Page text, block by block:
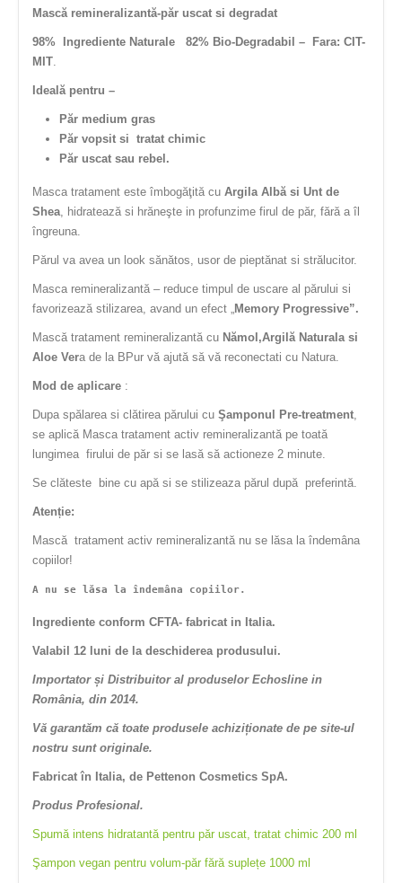
Mască remineralizantă-păr uscat si degradat
98% Ingrediente Naturale 82% Bio-Degradabil – Fara: CIT-
MIT.
Ideală pentru –
Păr medium gras
Păr vopsit si tratat chimic
Păr uscat sau rebel.
Masca tratament este îmbogăţită cu Argila Albă si Unt de
Shea, hidratează si hrăneşte in profunzime firul de păr, fără a îl
îngreuna.
Părul va avea un look sănătos, usor de pieptănat si strălucitor.
Masca remineralizantă – reduce timpul de uscare al părului si
favorizează stilizarea, avand un efect „Memory Progressive”.
Mască tratament remineralizantă cu Nămol,Argilă Naturala si
Aloe Vera de la BPur vă ajută să vă reconectati cu Natura.
Mod de aplicare :
Dupa spălarea si clătirea părului cu Şamponul Pre-treatment,
se aplică Masca tratament activ remineralizantă pe toată
lungimea firului de păr si se lasă să actioneze 2 minute.
Se clăteste bine cu apă si se stilizeaza părul după preferintă.
Atenție:
Mască tratament activ remineralizantă nu se lăsa la îndemâna
copiilor!
A nu se lăsa la îndemâna copiilor.
Ingrediente conform CFTA- fabricat in Italia.
Valabil 12 luni de la deschiderea produsului.
Importator și Distribuitor al produselor Echosline in
România, din 2014.
Vă garantăm că toate produsele achiziționate de pe site-ul
nostru sunt originale.
Fabricat în Italia, de Pettenon Cosmetics SpA.
Produs Profesional.
Spumă intens hidratantă pentru păr uscat, tratat chimic 200 ml
Şampon vegan pentru volum-păr fără suplețe 1000 ml